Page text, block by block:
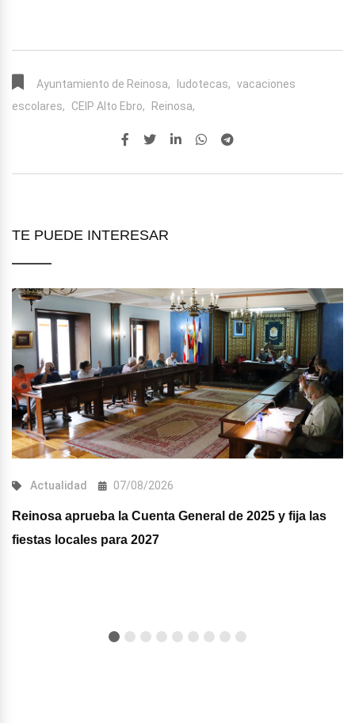
Ayuntamiento de Reinosa, ludotecas, vacaciones
escolares,
CEIP Alto Ebro, Reinosa,
TE PUEDE INTERESAR
Actualidad 07/08/2026
Reinosa aprueba la Cuenta General de 2025 y fija las
fiestas locales para 2027